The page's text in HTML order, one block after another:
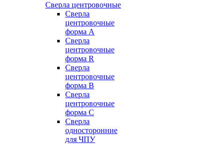
Сверла центровочные
Сверла
центровочные
форма A
Сверла
центровочные
форма R
Сверла
центровочные
форма B
Сверла
центровочные
форма C
Сверла
односторонние
для ЧПУ